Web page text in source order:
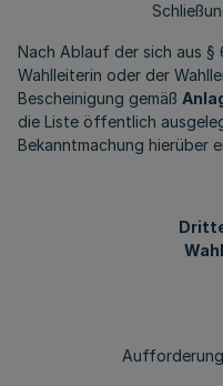
Nach Ablauf der sich aus
Wahlleiterin oder der
Bescheinigung gemäß
die Liste öffentlich
Bekanntmachung hierüber